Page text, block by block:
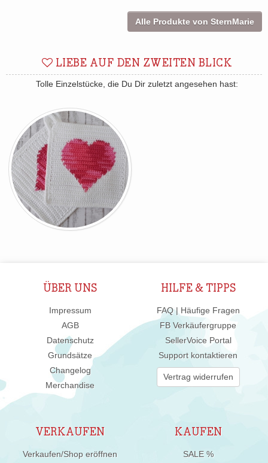
Alle Produkte von SternMarie
LIEBE AUF DEN ZWEITEN BLICK
Tolle Einzelstücke, die Du Dir zuletzt angesehen hast:
ÜBER UNS
Impressum
AGB
Datenschutz
Grundsätze
Changelog
Merchandise
HILFE & TIPPS
FAQ | Häufige Fragen
FB Verkäufergruppe
SellerVoice Portal
Support kontaktieren
Vertrag widerrufen
VERKAUFEN
Verkaufen/Shop eröffnen
KAUFEN
SALE %